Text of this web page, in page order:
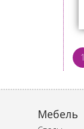
1
Мебель